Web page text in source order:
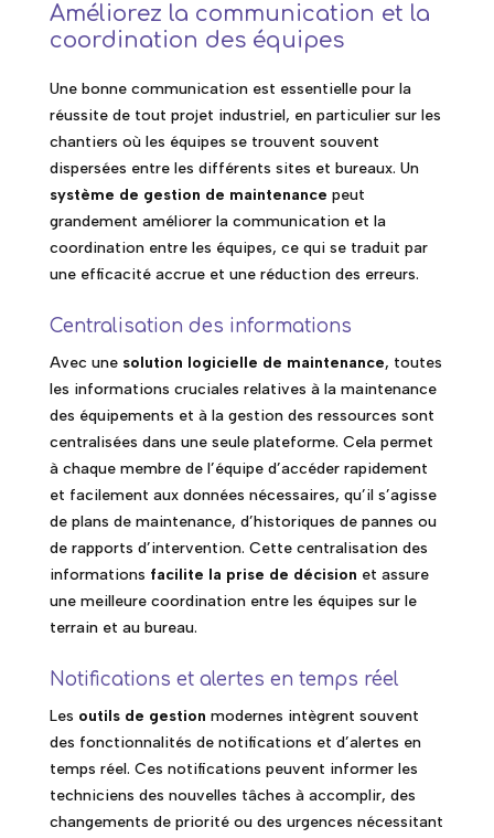
Améliorez la communication et la
coordination des équipes
Une bonne communication est essentielle pour la
réussite de tout projet industriel, en particulier sur les
chantiers où les équipes se trouvent souvent
dispersées entre les différents sites et bureaux. Un
système de gestion de maintenance peut
grandement améliorer la communication et la
coordination entre les équipes, ce qui se traduit par
une efficacité accrue et une réduction des erreurs.
Centralisation des informations
Avec une solution logicielle de maintenance, toutes
les informations cruciales relatives à la maintenance
des équipements et à la gestion des ressources sont
centralisées dans une seule plateforme. Cela permet
à chaque membre de l’équipe d’accéder rapidement
et facilement aux données nécessaires, qu’il s’agisse
de plans de maintenance, d’historiques de pannes ou
de rapports d’intervention. Cette centralisation des
informations facilite la prise de décision et assure
une meilleure coordination entre les équipes sur le
terrain et au bureau.
Notifications et alertes en temps réel
Les outils de gestion modernes intègrent souvent
des fonctionnalités de notifications et d’alertes en
temps réel. Ces notifications peuvent informer les
techniciens des nouvelles tâches à accomplir, des
changements de priorité ou des urgences nécessitant